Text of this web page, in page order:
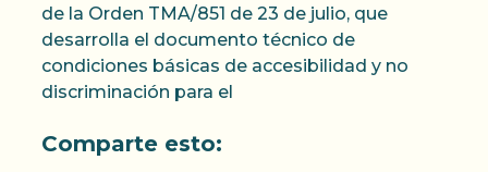
de la Orden TMA/851 de 23 de julio, que
desarrolla el documento técnico de
condiciones básicas de accesibilidad y no
discriminación para el
Comparte esto: